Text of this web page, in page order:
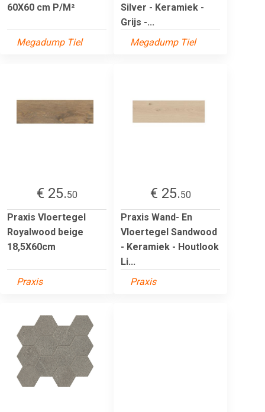
60X60 cm P/M²
Megadump Tiel
Silver - Keramiek -
Grijs -...
Megadump Tiel
€ 25.50
Praxis Vloertegel
Royalwood beige
18,5X60cm
Praxis
€ 25.50
Praxis Wand- En
Vloertegel Sandwood
- Keramiek - Houtlook
Li...
Praxis